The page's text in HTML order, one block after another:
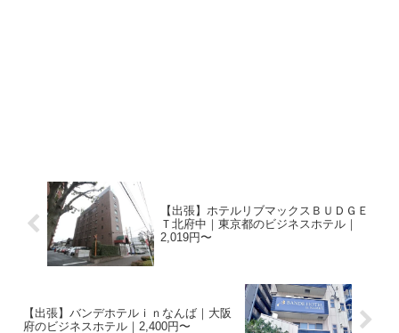
【出張】ホテルリブマックスＢＵＤＧＥ
Ｔ北府中｜東京都のビジネスホテル｜
2,019円〜
【出張】バンデホテルｉｎなんば｜大阪
府のビジネスホテル｜2,400円〜